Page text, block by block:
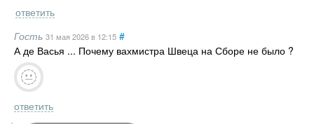
ответить
Гость 31 мая 2026в 12:15 #
А де Васья ... Почему вахмистра Швеца на Сборе не было ?
ответить